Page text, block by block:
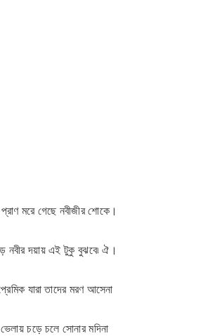
মরে গেছে নবীজীর শোকে।
নবীর দয়ায় এই টুকু বুঝবে৷ ঐ।
যারা তাদের মরণ আসেনা
চড়ে চলে সোনার মদিনা